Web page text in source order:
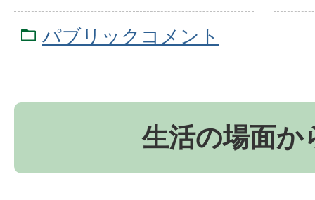
パブリックコメント
生活の場面か